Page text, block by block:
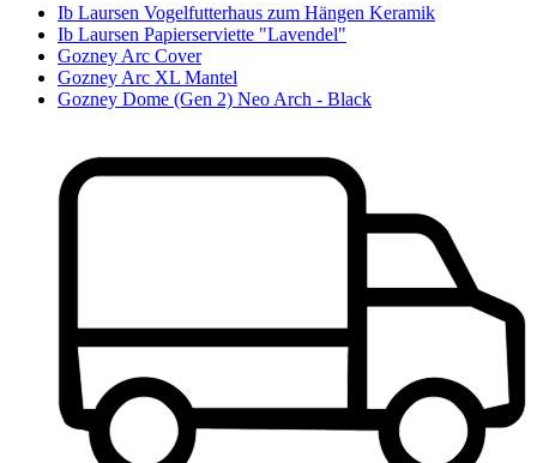
Ib Laursen Vogelfutterhaus zum Hängen Keramik
Ib Laursen Papierserviette "Lavendel"
Gozney Arc Cover
Gozney Arc XL Mantel
Gozney Dome (Gen 2) Neo Arch - Black